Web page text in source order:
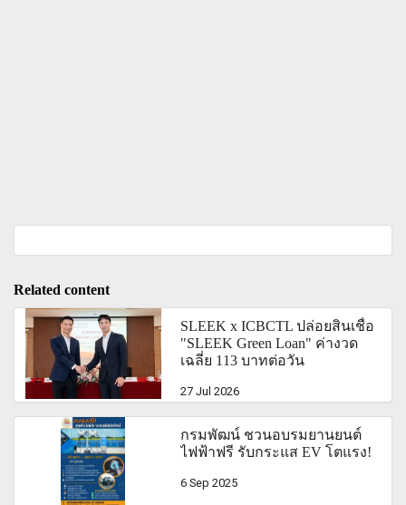
Related content
SLEEK x ICBCTL ปล่อยสินเชื่อ
"SLEEK Green Loan" ค่างวด
เฉลี่ย 113 บาทต่อวัน
27 Jul 2026
กรมพัฒน์ ชวนอบรมยานยนต์
ไฟฟ้าฟรี รับกระแส EV โตแรง!
6 Sep 2025